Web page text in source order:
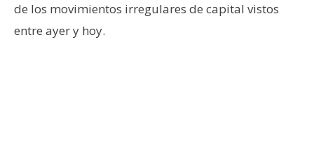
o
n
de los movimientos irregulares de capital vistos
entre ayer y hoy.